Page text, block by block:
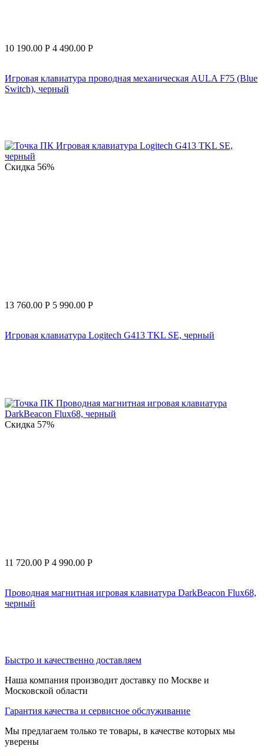
10 190.00 Р 4 490.00 Р
Игровая клавиатура проводная механическая AULA F75 (Blue
Switch), черный
Скидка 56%
13 760.00 Р 5 990.00 Р
Игровая клавиатура Logitech G413 TKL SE, черный
Скидка 57%
11 720.00 Р 4 990.00 Р
Проводная магнитная игровая клавиатура DarkBeacon Flux68,
черный
Быстро и качественно доставляем
Наша компания производит доставку по Москве и
Московской области
Гарантия качества и сервисное обслуживание
Мы предлагаем только те товары, в качестве которых мы
уверены